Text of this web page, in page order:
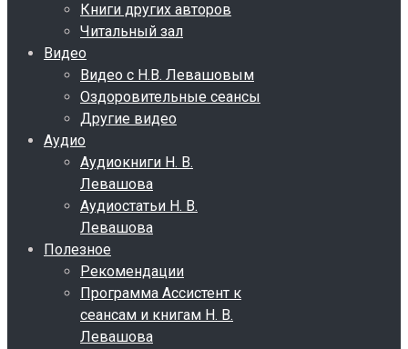
Книги других авторов
Читальный зал
Видео
Видео с Н.В. Левашовым
Оздоровительные сеансы
Другие видео
Аудио
Аудиокниги Н. В.
Левашова
Аудиостатьи Н. В.
Левашова
Полезное
Рекомендации
Программа Ассистент к
сеансам и книгам Н. В.
Левашова